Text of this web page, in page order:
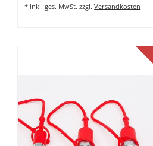
* inkl. ges. MwSt. zzgl.Versandkosten